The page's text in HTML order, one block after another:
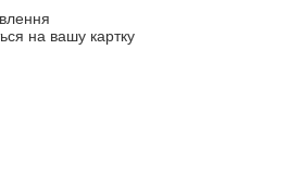
на вашу картку